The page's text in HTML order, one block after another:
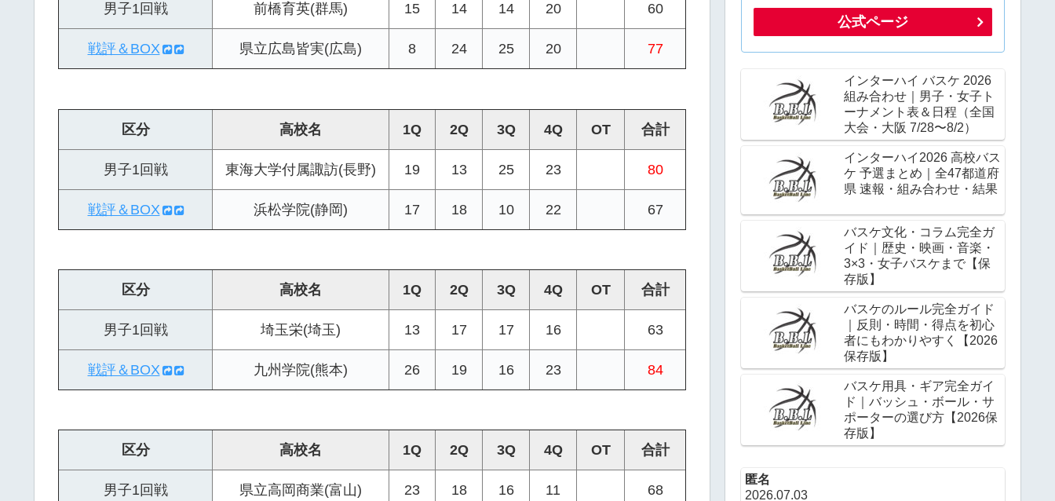
男子1回戦 前橋育英(群馬) 15 14 14 20 60
戦評＆BOX 県立広島皆実(広島) 8 24 25 20 77
区分 高校名 1Q 2Q 3Q 4Q OT 合計
男子1回戦 東海大学付属諏訪(長野) 19 13 25 23 80
戦評＆BOX 浜松学院(静岡) 17 18 10 22 67
区分 高校名 1Q 2Q 3Q 4Q OT 合計
男子1回戦 埼玉栄(埼玉) 13 17 17 16 63
戦評＆BOX 九州学院(熊本) 26 19 16 23 84
区分 高校名 1Q 2Q 3Q 4Q OT 合計
男子1回戦 県立高岡商業(富山) 23 18 16 11 68
公式ページ
インターハイ バスケ 2026
組み合わせ｜男子・女子ト
ーナメント表＆日程（全国
大会・大阪 7/28〜8/2）
インターハイ2026 高校バス
ケ 予選まとめ｜全47都道府
県 速報・組み合わせ・結果
バスケ文化・コラム完全ガ
イド｜歴史・映画・音楽・
3×3・女子バスケまで【保
存版】
バスケのルール完全ガイド
｜反則・時間・得点を初心
者にもわかりやすく【2026
保存版】
バスケ用具・ギア完全ガイ
ド｜バッシュ・ボール・サ
ポーターの選び方【2026保
存版】
匿名
2026.07.03